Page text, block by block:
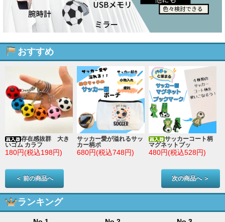
おすすめ
存在感抜群 大き
いゴム カラフ
180円(税込198円)
サッカー愛が溢れるサッ
カー柄ポ
680円(税込748円)
サッカーコート柄
マグネットブッ
480円(税込528円)
＜ 前の商品へ 次の商品へ ＞
ランキング